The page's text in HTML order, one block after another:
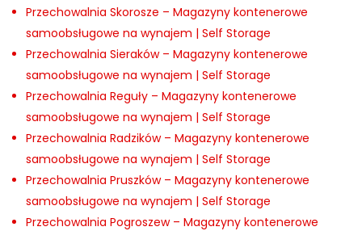
Przechowalnia Skorosze – Magazyny kontenerowe
samoobsługowe na wynajem | Self Storage
Przechowalnia Sieraków – Magazyny kontenerowe
samoobsługowe na wynajem | Self Storage
Przechowalnia Reguły – Magazyny kontenerowe
samoobsługowe na wynajem | Self Storage
Przechowalnia Radzików – Magazyny kontenerowe
samoobsługowe na wynajem | Self Storage
Przechowalnia Pruszków – Magazyny kontenerowe
samoobsługowe na wynajem | Self Storage
Przechowalnia Pogroszew – Magazyny kontenerowe